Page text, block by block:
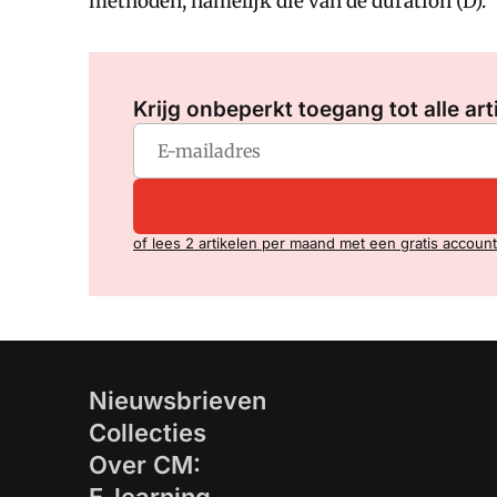
Krijg onbeperkt toegang tot alle
of lees 2 artikelen per maand met een gratis account
Nieuwsbrieven
Collecties
Over CM: